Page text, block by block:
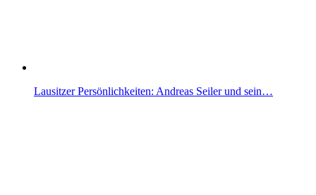
Lausitzer Persönlichkeiten: Andreas Seiler und sein…